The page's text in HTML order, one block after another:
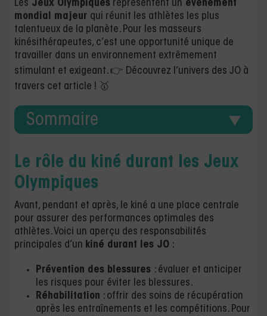
Les Jeux Olympiques représentent un événement
mondial majeur qui réunit les athlètes les plus
talentueux de la planète. Pour les masseurs
kinésithérapeutes, c’est une opportunité unique de
travailler dans un environnement extrêmement
stimulant et exigeant. 👉 Découvrez l’univers des JO à
travers cet article ! 🥇
Sommaire
Le rôle du kiné durant les Jeux
Olympiques
Avant, pendant et après, le kiné a une place centrale
pour assurer des performances optimales des
athlètes. Voici un aperçu des responsabilités
principales d’un kiné durant les JO :
Prévention des blessures : évaluer et anticiper
les risques pour éviter les blessures.
Réhabilitation : offrir des soins de récupération
après les entraînements et les compétitions. Pour